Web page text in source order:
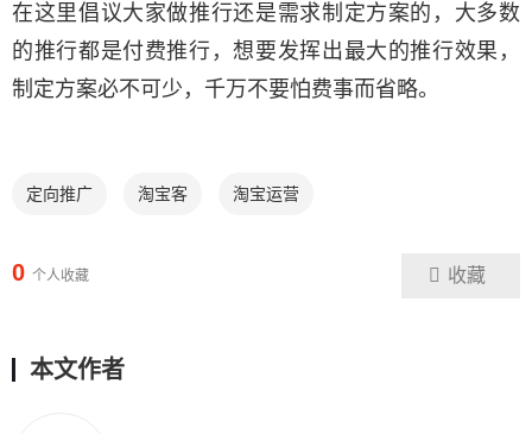
在这里倡议大家做推行还是需求制定方案的，大多数
的推行都是付费推行，想要发挥出最大的推行效果，
制定方案必不可少，千万不要怕费事而省略。
定向推广 淘宝客 淘宝运营
0 个人收藏 收藏
本文作者